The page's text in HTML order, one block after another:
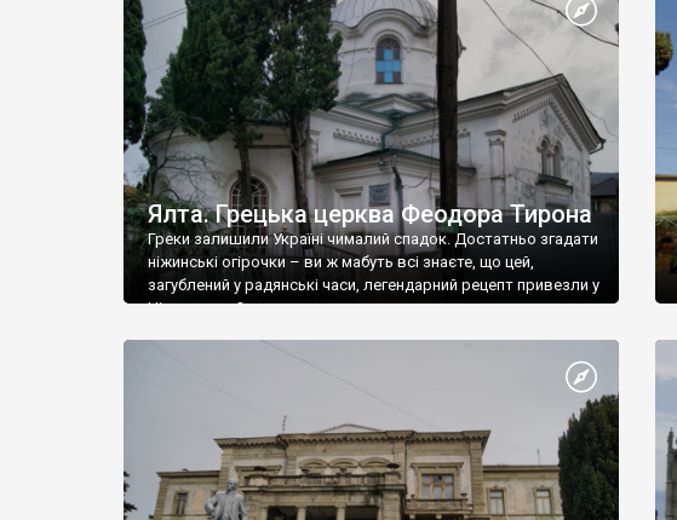
християнином. А потім було Хрещення Русі. На честь
Херсонесу Таврійського названо місто […]
Ялта. Грецька церква Феодора Тирона
Греки залишили Україні чималий спадок. Достатньо згадати
ніжинські огірочки – ви ж мабуть всі знаєте, що цей,
загублений у радянські часи, легендарний рецепт привезли у
Ніжин греки?